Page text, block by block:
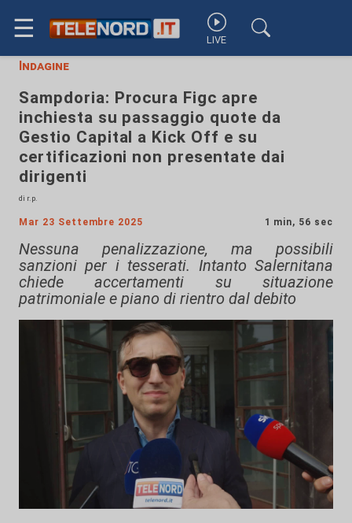
☰ LIVE
Indagine
Sampdoria: Procura Figc apre
inchiesta su passaggio quote da
Gestio Capital a Kick Off e su
certificazioni non presentate dai
dirigenti
di r.p.
Mar 23 Settembre 2025 1 min, 56 sec
Nessuna penalizzazione, ma possibili
sanzioni per i tesserati. Intanto Salernitana
chiede accertamenti su situazione
patrimoniale e piano di rientro dal debito